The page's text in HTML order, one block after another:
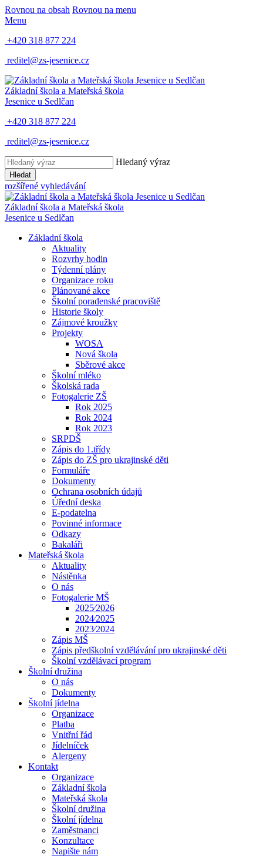
Rovnou na obsah Rovnou na menu
Menu
+420 318 877 224
reditel@zs-jesenice.cz
Základní škola a Mateřská škola
Jesenice u Sedlčan
+420 318 877 224
reditel@zs-jesenice.cz
Hledaný výraz
Hledat
rozšířené vyhledávání
Základní škola a Mateřská škola
Jesenice u Sedlčan
Základní škola
Aktuality
Rozvrhy hodin
Týdenní plány
Organizace roku
Plánované akce
Školní poradenské pracoviště
Historie školy
Zájmové kroužky
Projekty
WOSA
Nová škola
Sběrové akce
Školní mléko
Školská rada
Fotogalerie ZŠ
Rok 2025
Rok 2024
Rok 2023
SRPDŠ
Zápis do 1.třídy
Zápis do ZŠ pro ukrajinské děti
Formuláře
Dokumenty
Ochrana osobních údajů
Úřední deska
E-podatelna
Povinné informace
Odkazy
Bakaláři
Mateřská škola
Aktuality
Nástěnka
O nás
Fotogalerie MŠ
2025⁄2026
2024⁄2025
2023⁄2024
Zápis MŠ
Zápis předškolní vzdělávání pro ukrajinské děti
Školní vzdělávací program
Školní družina
O nás
Dokumenty
Školní jídelna
Organizace
Platba
Vnitřní řád
Jídelníček
Alergeny
Kontakt
Organizace
Základní škola
Mateřská škola
Školní družina
Školní jídelna
Zaměstnanci
Konzultace
Napište nám